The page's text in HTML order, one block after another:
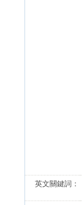
英文關鍵詞：